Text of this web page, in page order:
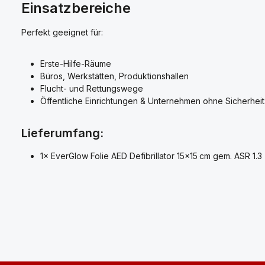
Einsatzbereiche
Perfekt geeignet für:
Erste-Hilfe-Räume
Büros, Werkstätten, Produktionshallen
Flucht- und Rettungswege
Öffentliche Einrichtungen & Unternehmen ohne
Lieferumfang:
1× EverGlow Folie AED Defibrillator 15×15 cm gem. ASR 1.3